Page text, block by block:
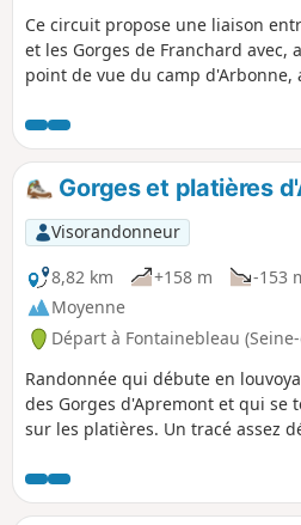
Ce circuit propose une liaison
et les Gorges de Franchard avec,
point de vue du camp d'Arbonne,
portions des sentiers Denecourt-
sentiers d'une tranquillité
côtoie la très belle Mare aux
Gorges et platières
Visorandonneur
8,82 km
+158 m -153
Moyenne
Départ à Fontainebleau
Randonnée qui débute en
des Gorges d'Apremont et qui se
sur les platières. Un tracé assez
proximité avec Barbizon.